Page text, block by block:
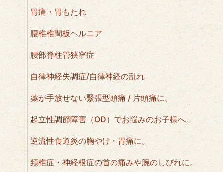
胃痛・胃もたれ
腰椎椎間板ヘルニア
腰部脊柱管狭窄症
自律神経失調症/自律神経の乱れ
薬が手放せない緊張型頭痛 / 片頭痛に。
起立性調節障害（OD）でお悩みのお子様へ。
逆流性食道炎の胸やけ・胃痛に。
頚椎症・神経根症の首の痛みや腕のしびれに。